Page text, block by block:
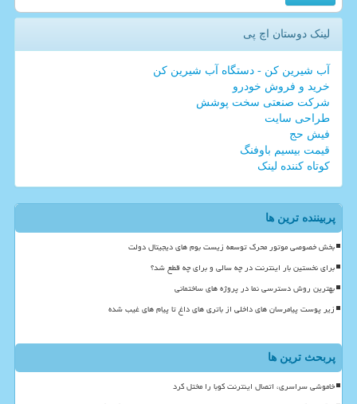
لینک دوستان اچ پی
آب شیرین کن - دستگاه آب شیرین کن
خرید و فروش خودرو
شرکت صنعتی سخت پوشش
طراحی سایت
فیش حج
قیمت بیسیم باوفنگ
کوتاه کننده لینک
پربیننده ترین ها
بخش خصوصی موتور محرک توسعه زیست بوم های دیجیتال دولت
برای نخستین بار اینترنت در چه سالی و برای چه قطع شد؟
بهترین روش دسترسی نما در پروژه های ساختمانی
زیر پوست پیامرسان های داخلی از باتری های داغ تا پیام های غیب شده
پربحث ترین ها
خاموشی سراسری، اتصال اینترنت کوبا را مختل کرد